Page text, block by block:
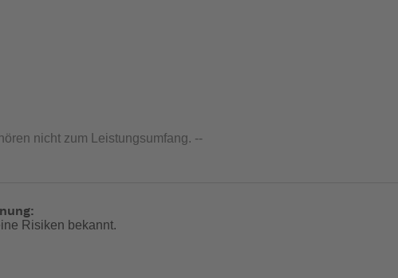
nicht zum Leistungsumfang. --
Risiken bekannt.